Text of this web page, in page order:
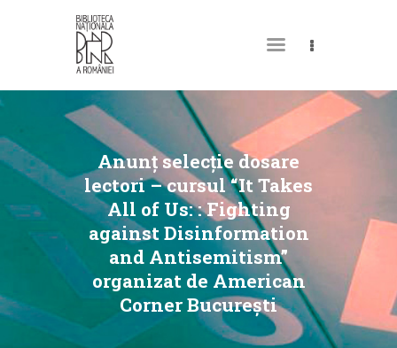
Anunț selecție dosare
lectori – cursul “It Takes
All of Us: : Fighting
against Disinformation
and Antisemitism”
organizat de American
Corner București
DESPRE NOI
PERMISUL MEU DE
BIBLIOTECĂ
CATALOAGE ȘI
COLECȚII
BIBLIOTECA DIGITALĂ
EVENIMENTE
CULTURALE